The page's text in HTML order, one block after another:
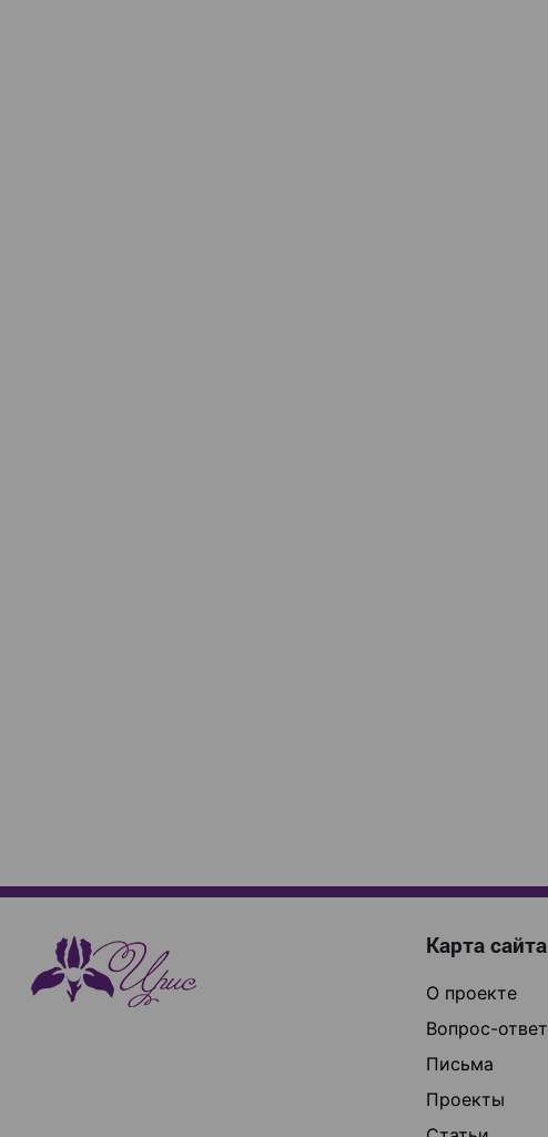
Карта сайта
О проекте
Вопрос-ответ
Письма
Проекты